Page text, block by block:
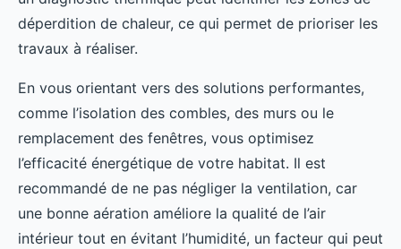
déperdition de chaleur, ce qui permet de prioriser les
travaux à réaliser.
En vous orientant vers des solutions performantes,
comme l’isolation des combles, des murs ou le
remplacement des fenêtres, vous optimisez
l’efficacité énergétique de votre habitat. Il est
recommandé de ne pas négliger la ventilation, car
une bonne aération améliore la qualité de l’air
intérieur tout en évitant l’humidité, un facteur qui peut